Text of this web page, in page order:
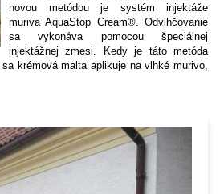
novou metódou je systém injektáže
muriva AquaStop Cream®. Odvlhčovanie
sa vykonáva pomocou špeciálnej
injektážnej zmesi. Kedy je táto metóda
krémová malta aplikuje na vlhké murivo,
Vrták Ø 14 mm dĺžka
350 mm ……
(pracovná dĺžka 270
mm)